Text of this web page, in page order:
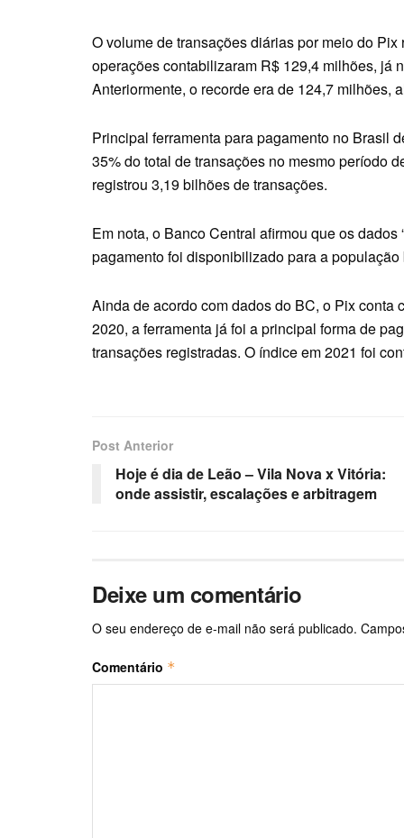
O volume de transações diárias por meio do
operações contabilizaram R$ 129,4 milhões, já
Anteriormente, o recorde era de 124,7 milhões,
Principal ferramenta para pagamento no Brasil
35% do total de transações no mesmo período
registrou 3,19 bilhões de transações.
Em nota, o Banco Central afirmou que os
pagamento foi disponibilizado para a
Ainda de acordo com dados do BC, o Pix
2020, a ferramenta já foi a principal forma de
transações registradas. O índice em 2021 foi
Post Anterior
Hoje é dia de Leão – Vila Nova x Vitória:
onde assistir, escalações e arbitragem
Deixe um comentário
O seu endereço de e-mail não será publicado.
Comentário *